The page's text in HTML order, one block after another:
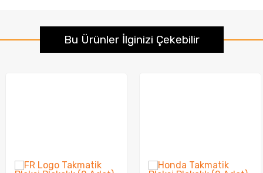
Bu Ürünler İlginizi Çekebilir